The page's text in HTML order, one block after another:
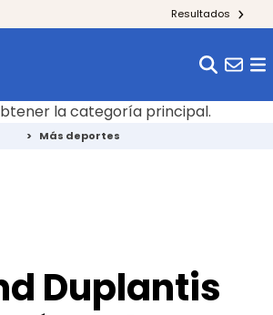
Resultados
la categoría principal.
> Más deportes
Duplantis